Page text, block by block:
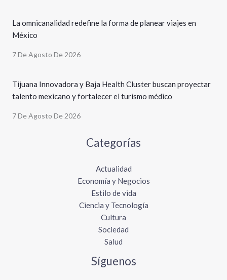
La omnicanalidad redefine la forma de planear viajes en
México
7 De Agosto De 2026
Tijuana Innovadora y Baja Health Cluster buscan proyectar
talento mexicano y fortalecer el turismo médico
7 De Agosto De 2026
Categorías
Actualidad
Economía y Negocios
Estilo de vida
Ciencia y Tecnología
Cultura
Sociedad
Salud
Síguenos